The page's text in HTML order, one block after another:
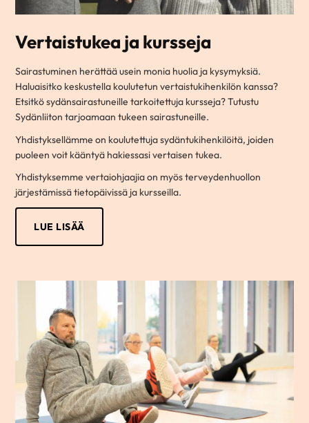
Vertaistukea ja kursseja
Sairastuminen herättää usein monia huolia ja kysymyksiä.
Haluaisitko keskustella koulutetun vertaistukihenkilön kanssa?
Etsitkö sydänsairastuneille tarkoitettuja kursseja? Tutustu
Sydänliiton tarjoamaan tukeen sairastuneille.
Yhdistyksellämme on koulutettuja sydäntukihenkilöitä, joiden
puoleen voit kääntyä hakiessasi vertaisen tukea.
Yhdistyksemme vertaiohjaajia on myös terveydenhuollon
järjestämissä tietopäivissä ja kursseilla.
LUE LISÄÄ